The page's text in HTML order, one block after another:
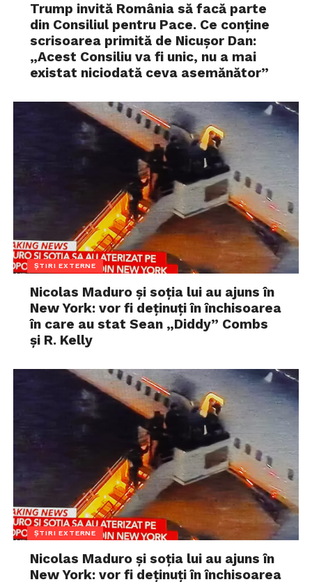
Trump invită România să facă parte
din Consiliul pentru Pace. Ce conține
scrisoarea primită de Nicușor Dan:
„Acest Consiliu va fi unic, nu a mai
existat niciodată ceva asemănător”
ȘTIRI EXTERNE
Nicolas Maduro și soția lui au ajuns în
New York: vor fi deținuți în închisoarea
în care au stat Sean „Diddy” Combs
și R. Kelly
ȘTIRI EXTERNE
Nicolas Maduro și soția lui au ajuns în
New York: vor fi deținuți în închisoarea